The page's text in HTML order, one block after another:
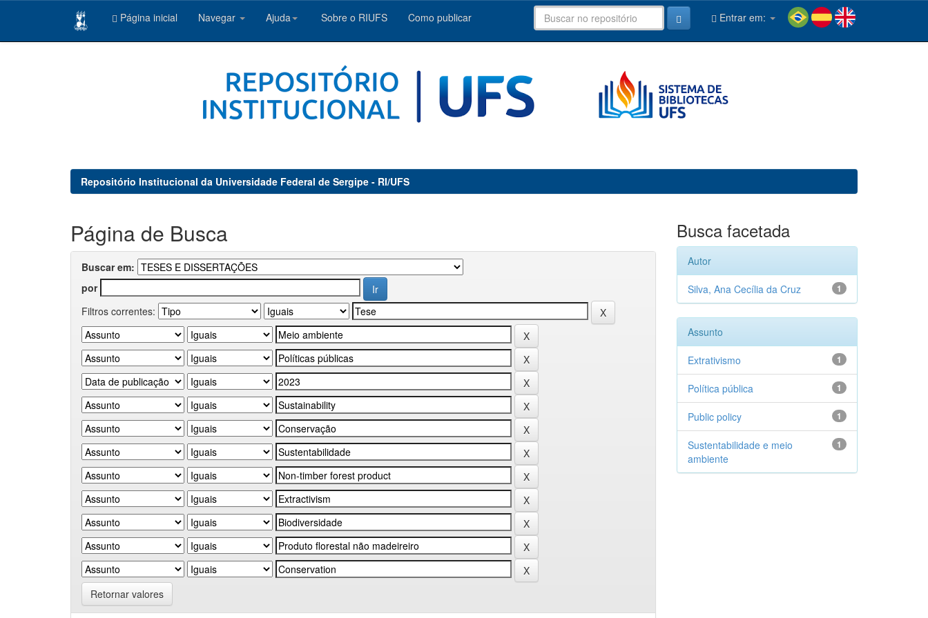
Página inicial Navegar Ajuda Sobre o RIUFS Como publicar Entrar em:
Repositório Institucional da Universidade Federal de Sergipe - RI/UFS
Página de Busca
Buscar em:
por
Filtros correntes:
Retornar valores
Busca facetada
Autor
1
Silva, Ana Cecília da Cruz
Assunto
1
Extrativismo
1
Política pública
1
Public policy
1
Sustentabilidade e meio
ambiente